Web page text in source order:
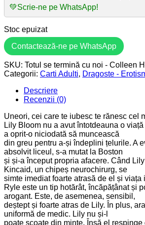
💚Scrie-ne pe WhatsApp!
Stoc epuizat
Contactează-ne pe WhatsApp
SKU: Totul se termină cu noi - Colleen
Categorii: Carti Adulti, Dragoste -
Descriere
Recenzii (0)
Uneori, cei care te iubesc te rănesc cel
Lily Bloom nu a avut întotdeauna o
a oprit-o niciodată să muncească
din greu pentru a-și îndeplini țelurile. A
absolvit liceul, s-a mutat la Boston
și și-a început propria afacere. Când
Kincaid, un chipeș neurochirurg, se
simte imediat foarte atrasă de el și viața
Ryle este un tip hotărât, încăpățânat și
arogant. Este, de asemenea, sensibil,
deștept și foarte atras de Lily. În plus,
uniformă de medic. Lily nu și-l
poate scoate din minte. Însă el